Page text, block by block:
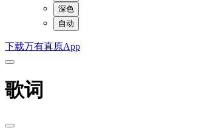
深色
自动
下载万有真原App
歌词